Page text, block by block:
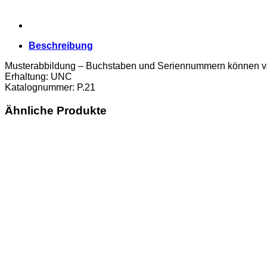
Beschreibung
Musterabbildung – Buchstaben und Seriennummern können
Erhaltung: UNC
Katalognummer: P.21
Ähnliche Produkte